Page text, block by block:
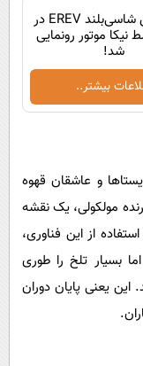
لوکس‌ترین شاسی‌بلند EREV در
نیکا موتور رونمایی
شد!
بیشتر..
و عاشقان قهوه
مولکولی، یک نقشه
از این فناوری،
بسیار تلخ را طوری
این یعنی پایان دوران